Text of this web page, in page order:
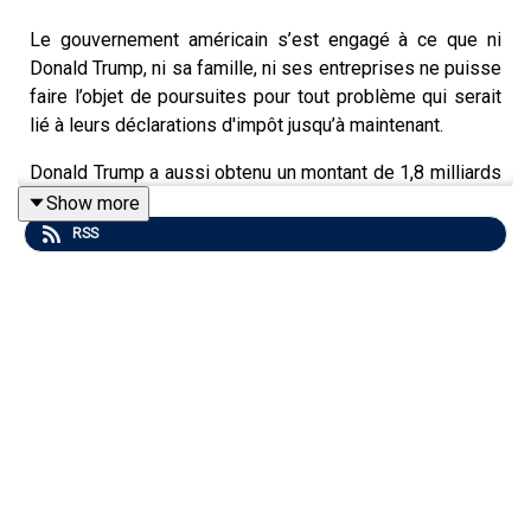
Le gouvernement américain s’est engagé à ce que ni
Donald Trump, ni sa famille, ni ses entreprises ne puisse
faire l’objet de poursuites pour tout problème qui serait
lié à leurs déclarations d'impôt jusqu’à maintenant.
Donald Trump a aussi obtenu un montant de 1,8 milliards
$ américain pour créer un fonds destiné à indemniser
ses alliés qui ont pu faire l’objet de poursuites fiscales
qu’ils jugent injustifiées.
Show more
RSS